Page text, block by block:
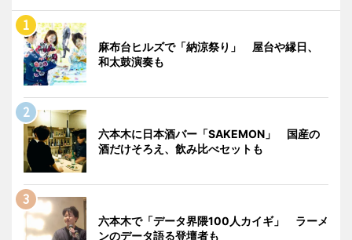
麻布台ヒルズで「納涼祭り」 屋台や縁日、
和太鼓演奏も
六本木に日本酒バー「SAKEMON」 国産の
酒だけそろえ、飲み比べセットも
六本木で「データ界隈100人カイギ」 ラーメ
ンのデータ語る登壇者も